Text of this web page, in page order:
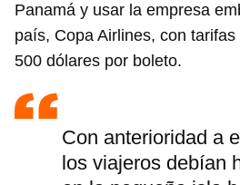
Panamá y usar la empresa
país, Copa Airlines, con
500 dólares por boleto.
Con anterioridad a
los viajeros debían